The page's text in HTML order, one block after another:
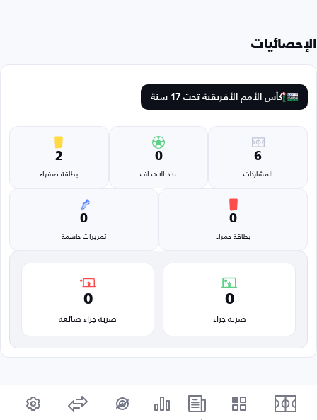
الإحصائيات
كأس الأمم الأفريقية تحت 17 سنة
6
المشاركات
0
عدد الاهداف
2
بطاقة صفراء
0
بطاقة حمراء
0
تمريرات حاسمة
0
ضربة جزاء
0
ضربة جزاء ضائعة